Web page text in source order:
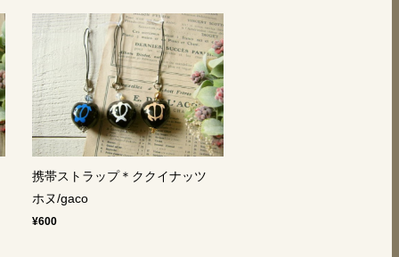
携帯ストラップ＊ククイナッツ
ホヌ/gaco
¥600